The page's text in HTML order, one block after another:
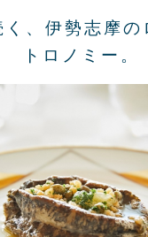
、伊勢志摩の
トロノミー。